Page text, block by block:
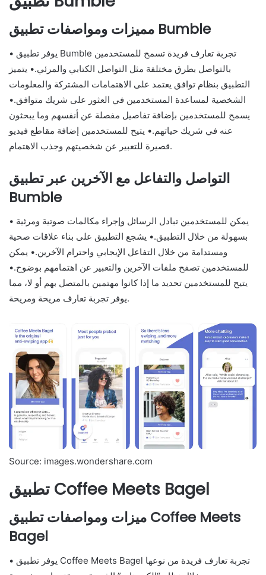
مميزات ومواصفات تطبيق Bumble
• يوفر تطبيق Bumble تجربة تعارف فريدة تسمح للمستخدمين
بالتواصل بطرق مختلفة مثل التواصل الكتابي والمرئي.• يتميز
التطبيق بنظام توافق يعتمد على الاهتمامات المشتركة والمعلومات
الشخصية لمساعدة المستخدمين في العثور على شريك متوافق.•
يسمح للمستخدمين بإضافة تفاصيل مفصلة عن أنفسهم وما يبحثون
عنه في شريك حياتهم.• يتيح للمستخدمين إضافة مقاطع فيديو
قصيرة للتعبير عن شخصيتهم وجذب الاهتمام.
التواصل والتفاعل مع الآخرين عبر تطبيق
Bumble
• يمكن للمستخدمين تبادل الرسائل وإجراء مكالمات صوتية ومرئية
بسهولة من خلال التطبيق.• يشجع التطبيق على بناء علاقات صحية
ومستدامة من خلال التفاعل الإيجابي واحترام الآخرين.• يمكن
للمستخدمين تصفح ملفات الآخرين والتعبير عن اهتمامهم بوضوح.•
يتيح للمستخدمين تحديد ما إذا كانوا مهتمين بالمتصل بهم أو لا، مما
يوفر تجربة تعارف مريحة ومريحة.
Source: images.wondershare.com
تطبيق Coffee Meets Bagel
ميزات ومواصفات تطبيق Coffee Meets
Bagel
• يوفر تطبيق Coffee Meets Bagel تجربة تعارف فريدة من نوعها